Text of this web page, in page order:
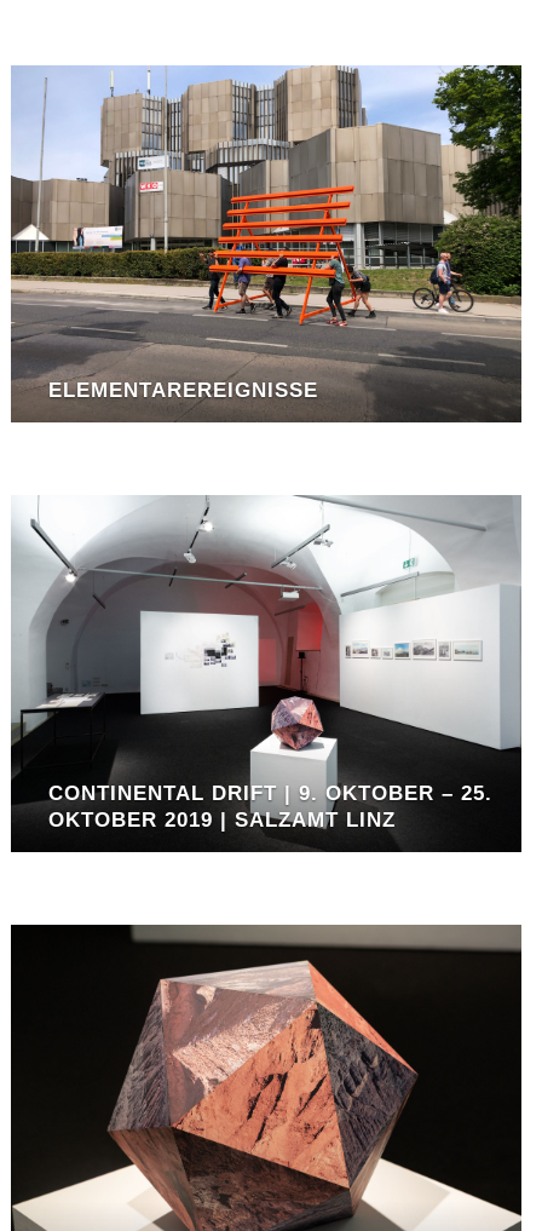
ELEMENTAREREIGNISSE
CONTINENTAL DRIFT | 9. OKTOBER – 25.
OKTOBER 2019 | SALZAMT LINZ